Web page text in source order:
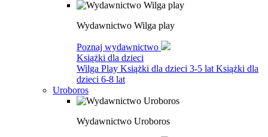
Wydawnictwo Wilga play
Poznaj wydawnictwo
Książki dla dzieci
Wilga Play Książki dla dzieci 3-5 lat Książki dla
dzieci 6-8 lat
Uroboros
Wydawnictwo Uroboros